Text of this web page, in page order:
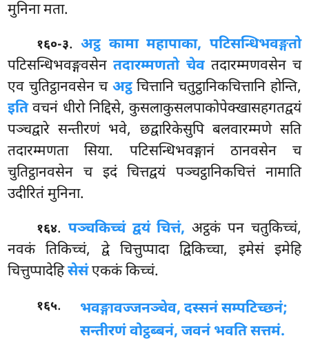
मुनिना मता.
१६०-३.अट्ठ कामा महापाका, पटिसन्धिभवङ्गतो
पटिसन्धिभवङ्गवसेनतदारम्मणतो चेवतदारम्मणवसेन च
एव चुतिट्ठानवसेन च अट्ठचित्तानि चतुट्ठानिकचित्तानि होन्ति,
इतिवचनं धीरो निद्दिसे, कुसलाकुसलपाकोपेक्खासहगतद्वयं
पञ्चद्वारे सन्तीरणं भवे, छद्वारिकेसुपि बलवारम्मणे सति
तदारम्मणता सिया. पटिसन्धिभवङ्गानं ठानवसेन च
चुतिट्ठानवसेन च इदं चित्तद्वयं पञ्चट्ठानिकचित्तं नामाति
उदीरितं मुनिना.
१६४. पञ्चकिच्चं द्वयं चित्तं, अट्ठकं पन चतुकिच्चं,
नवकं तिकिच्चं, द्वे चित्तुप्पादा द्विकिच्चा, इमेसं इमेहि
चित्तुप्पादेहिसेसंएककं किच्चं.
१६५.
भवङ्गावज्जनञ्चेव, दस्सनं सम्पटिच्छनं;
सन्तीरणं वोट्ठब्बनं, जवनं भवति सत्तमं.